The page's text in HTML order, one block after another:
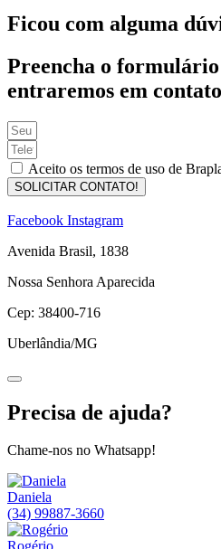
Ficou com alguma
Preencha o formulário
entraremos em
Aceito os termos de uso de
SOLICITAR CONTATO!
Facebook Instagram
Avenida Brasil, 1838
Nossa Senhora Aparecida
Cep: 38400-716
Uberlândia/MG
Precisa de ajuda?
Chame-nos no Whatsapp!
Daniela
(34) 99887-3660